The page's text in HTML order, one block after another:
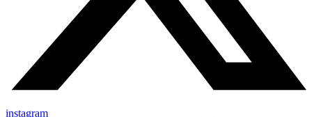
instagram